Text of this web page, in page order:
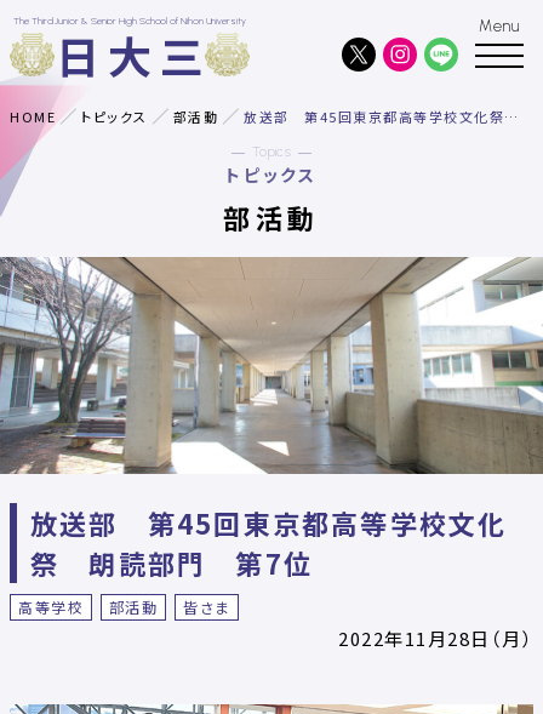
The Third Junior & Senior High School of Nihon University
日大三
HOME トピックス 部活動 放送部 第45回東京都高等学校文化祭 朗読部門 第7位
Topics
トピックス
部活動
放送部 第45回東京都高等学校文化
祭 朗読部門 第7位
高等学校 部活動 皆さま
2022年11月28日（月）